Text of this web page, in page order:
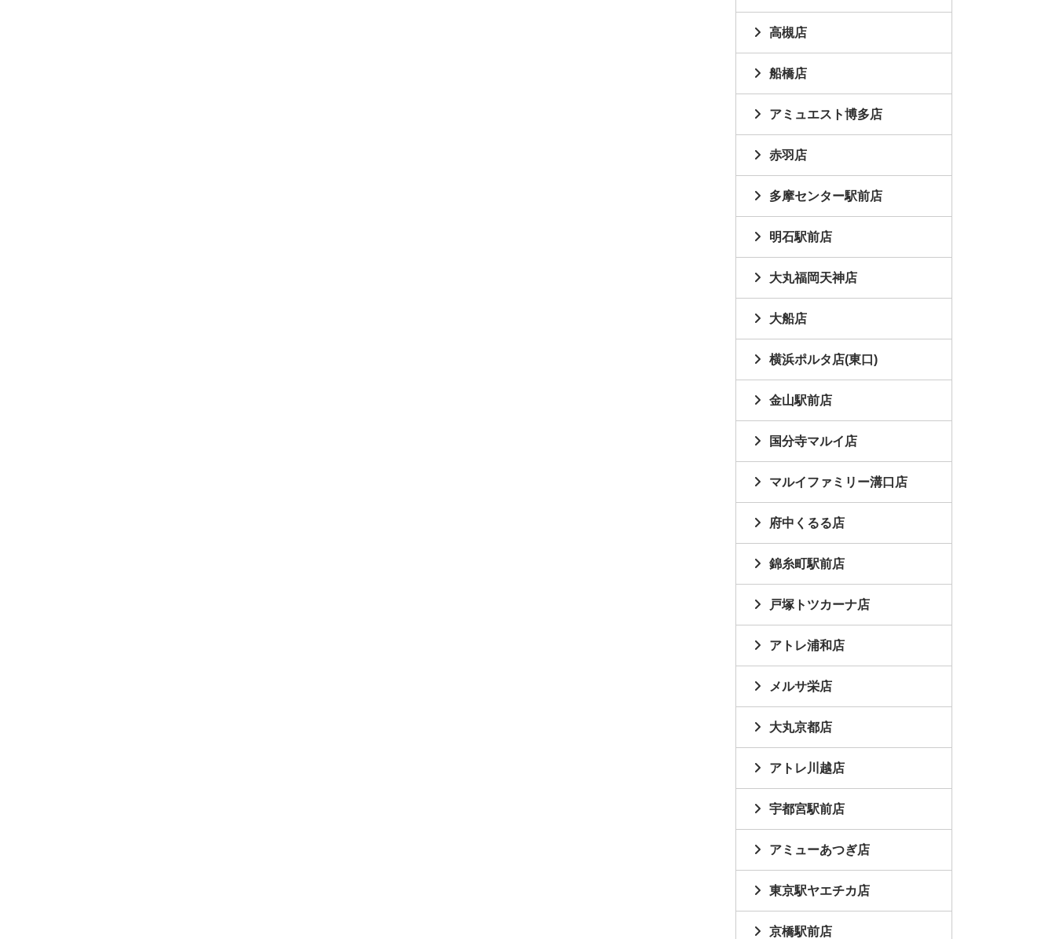
高槻店
船橋店
アミュエスト博多店
赤羽店
多摩センター駅前店
明石駅前店
大丸福岡天神店
大船店
横浜ポルタ店(東口)
金山駅前店
国分寺マルイ店
マルイファミリー溝口店
府中くるる店
錦糸町駅前店
戸塚トツカーナ店
アトレ浦和店
メルサ栄店
大丸京都店
アトレ川越店
宇都宮駅前店
アミューあつぎ店
東京駅ヤエチカ店
京橋駅前店